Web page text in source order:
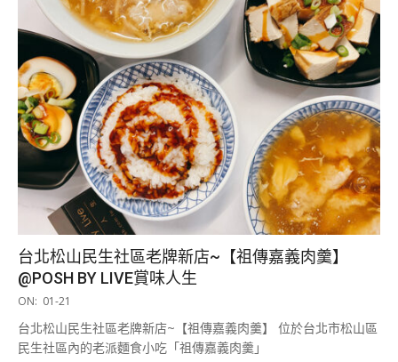
台北松山民生社區老牌新店~【祖傳嘉義肉羹】
@POSH BY LIVE賞味人生
2026-
21
ON: 01-21
台北松山民生社區老牌新店~【祖傳嘉義肉羹】 位於台北市松山區
民生社區內的老派麵食小吃「祖傳嘉義肉羹」